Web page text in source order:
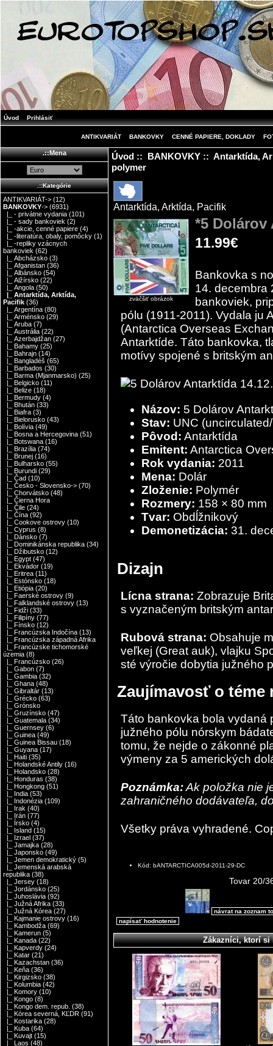
Úvod Prihlásiť
ANTIKVARIÁT BANKOVKY CENNÉ PAPIERE, DOKLADY
.::Mena
.::Kategórie
ANTIKVARIÁT-> (12)
BANKOVKY-> (6931)
|_ - privátne vydania (101)
|_ - sady bankoviek (2)
|_ -akcie, cenné papiere (4)
|_ -literatúra, obaly, pomôcky (1)
|_ -repliky vzácnych
bankoviek (62)
|_ Abcházsko (3)
|_ Afganistan (36)
|_ Albánsko (54)
|_ Alžírsko (22)
|_ Angola (50)
|_ Antarktída, Arktída,
Pacifik (36)
|_ Argentína (80)
|_ Arménsko (29)
|_ Aruba (7)
|_ Austrália (22)
|_ Azerbajdžan (27)
|_ Bahamy (25)
|_ Bahrajn (14)
|_ Bangladéš (65)
|_ Barbados (30)
|_ Barma (Mjanmarsko) (25)
|_ Belgicko (11)
|_ Belize (18)
|_ Bermudy (4)
|_ Bhután (33)
|_ Biafra (3)
|_ Bielorusko (43)
|_ Bolívia (49)
|_ Bosna a Hercegovina (51)
|_ Botswana (16)
|_ Brazília (74)
|_ Brunej (16)
|_ Bulharsko (55)
|_ Burundi (29)
|_ Čad (10)
|_ Česko - Slovensko-> (70)
|_ Chorvátsko (48)
|_ Čierna Hora
|_ Čile (24)
|_ Čína (92)
|_ Cookove ostrovy (10)
|_ Cyprus (8)
|_ Dánsko (7)
|_ Dominikánska republika (34)
|_ Džibutsko (12)
|_ Egypt (47)
|_ Ekvádor (19)
|_ Eritrea (11)
|_ Estónsko (18)
|_ Etiópia (20)
|_ Faerské ostrovy (9)
|_ Falklandské ostrovy (13)
|_ Fidži (33)
|_ Filipíny (77)
|_ Fínsko (12)
|_ Francúzska Indočína (13)
|_ Francúzska západná Afrika
|_ Francúzske tichomorské
územia (8)
|_ Francúzsko (26)
|_ Gabon (7)
|_ Gambia (32)
|_ Ghana (48)
|_ Gibraltár (13)
|_ Grécko (63)
|_ Grónsko
|_ Gruzínsko (47)
|_ Guatemala (34)
|_ Guernsey (6)
|_ Guinea (49)
|_ Guinea Bissau (18)
|_ Guyana (17)
|_ Haiti (35)
|_ Holandské Antily (16)
|_ Holandsko (28)
|_ Honduras (38)
|_ Hongkong (51)
|_ India (53)
|_ Indonézia (109)
|_ Irak (40)
|_ Irán (77)
|_ Írsko (4)
|_ Island (15)
|_ Izrael (37)
|_ Jamajka (28)
|_ Japonsko (49)
|_ Jemen demokratický (5)
|_ Jemenská arabská
republika (38)
|_ Jersey (18)
|_ Jordánsko (25)
|_ Juhoslávia (92)
|_ Južná Afrika (33)
|_ Južná Kórea (27)
|_ Kajmanie ostrovy (16)
|_ Kambodža (69)
|_ Kamerun (5)
|_ Kanada (22)
|_ Kapverdy (24)
|_ Katar (21)
|_ Kazachstan (36)
|_ Keňa (36)
|_ Kirgizsko (38)
|_ Kolumbia (42)
|_ Komory (10)
|_ Kongo (8)
|_ Kongo dem. repub. (38)
|_ Kórea severná, KĽDR (91)
|_ Kostarika (28)
|_ Kuba (64)
|_ Kuvajt (15)
|_ Laos (48)
Úvod:: BANKOVKY:: Antarktída,
polymer
Antarktída, Arktída, Pacifik
zväčšiť obrázok
*5 Dolárov
11.99€
Bankovka s
14. decembra
bankoviek,
pólu (1911-2011). Vydala ju
(Antarctica Overseas
Antarktíde. Táto bankovka,
motívy spojené s britským
Názov: 5 Dolárov
Stav: UNC
Pôvod: Antarktída
Emitent: Antarctica
Rok vydania: 2011
Mena: Dolár
Zloženie: Polymér
Rozmery: 158 × 80 mm
Tvar: Obdĺžnikový
Demonetizácia: 31.
Dizajn
Lícna strana: Zobrazuje
s vyznačeným britským
Rubová strana: Obsahuje
veľkej (Great auk), vlajku
sté výročie dobytia južného
Zaujímavosť o téme
Táto bankovka bola vydaná
južného pólu nórskym
tomu, že nejde o zákonné
výmeny za 5 amerických
Poznámka:Ak položka nie
zahraničného dodávateľa,
Všetky práva vyhradené.
Kód: bANTARCTICA005d-2011-29-DC
Tovar 20/
návrat na zoznam
napísať hodnotenie
Zákazníci, ktorí si